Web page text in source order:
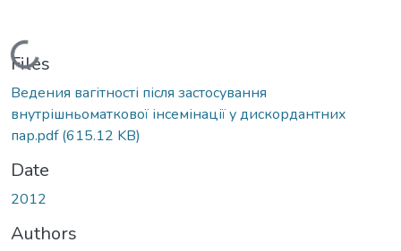
Loading...
Files
Ведения вагітності після застосування
внутрішньоматкової інсемінації у дискордантних
пар.pdf(615.12 KB)
Date
2012
Authors